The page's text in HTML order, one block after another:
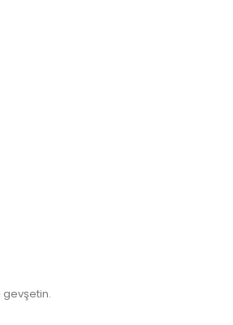
gevşetin.